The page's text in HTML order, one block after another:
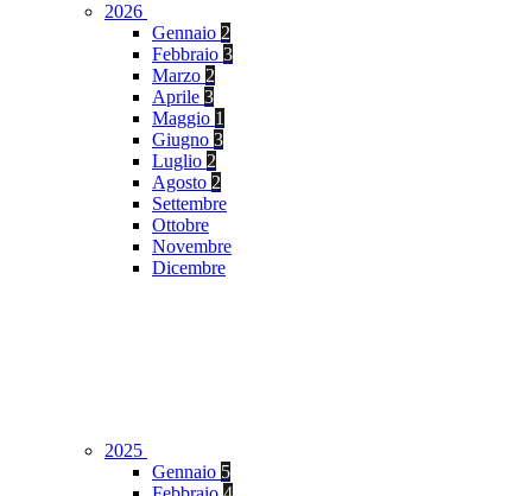
2026
Gennaio 2
Febbraio 3
Marzo 2
Aprile 3
Maggio 1
Giugno 3
Luglio 2
Agosto 2
Settembre
Ottobre
Novembre
Dicembre
2025
Gennaio 5